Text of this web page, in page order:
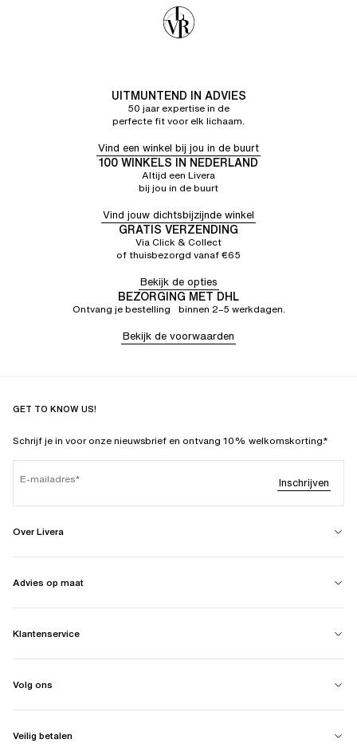
UITMUNTEND IN ADVIES
50 jaar expertise in de
perfecte fit voor elk lichaam.
Vind een winkel bij jou in de buurt
100 WINKELS IN NEDERLAND
Altijd een Livera
bij jou in de buurt
Vind jouw dichtsbijzijnde winkel
GRATIS VERZENDING
Via Click & Collect
of thuisbezorgd vanaf €65
Bekijk de opties
BEZORGING MET DHL
Ontvang je bestelling binnen 2–5 werkdagen.
Bekijk de voorwaarden
GET TO KNOW US!
Schrijf je in voor onze nieuwsbrief en ontvang 10% welkomskorting.*
E-mailadres Inschrijven
Over Livera
Advies op maat
Klantenservice
Volg ons
Veilig betalen